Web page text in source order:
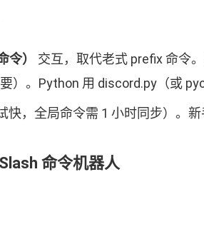
）
交互，取代老式 prefix 命令
。Python 用 discord.py（或
，全局命令需 1 小时同步）。
命令机器人